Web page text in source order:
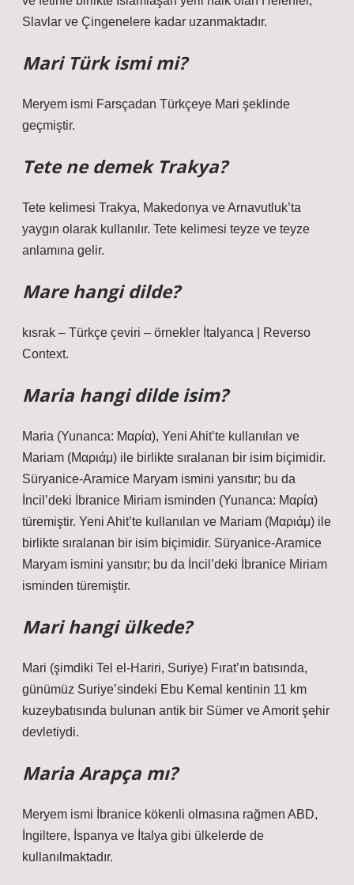
Slavlar ve Çingenelere kadar uzanmaktadır.
Mari Türk ismi mi?
Meryem ismi Farsçadan Türkçeye Mari şeklinde
geçmiştir.
Tete ne demek Trakya?
Tete kelimesi Trakya, Makedonya ve Arnavutluk’ta
yaygın olarak kullanılır. Tete kelimesi teyze ve teyze
anlamına gelir.
Mare hangi dilde?
kısrak – Türkçe çeviri – örnekler İtalyanca | Reverso
Context.
Maria hangi dilde isim?
Maria (Yunanca: Μαρία), Yeni Ahit’te kullanılan ve
Mariam (Μαριάμ) ile birlikte sıralanan bir isim biçimidir.
Süryanice-Aramice Maryam ismini yansıtır; bu da
İncil’deki İbranice Miriam isminden (Yunanca: Μαρία)
türemiştir. Yeni Ahit’te kullanılan ve Mariam (Μαριάμ) ile
birlikte sıralanan bir isim biçimidir. Süryanice-Aramice
Maryam ismini yansıtır; bu da İncil’deki İbranice Miriam
isminden türemiştir.
Mari hangi ülkede?
Mari (şimdiki Tel el-Hariri, Suriye) Fırat’ın batısında,
günümüz Suriye’sindeki Ebu Kemal kentinin 11 km
kuzeybatısında bulunan antik bir Sümer ve Amorit şehir
devletiydi.
Maria Arapça mı?
Meryem ismi İbranice kökenli olmasına rağmen ABD,
İngiltere, İspanya ve İtalya gibi ülkelerde de
kullanılmaktadır.